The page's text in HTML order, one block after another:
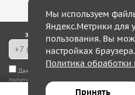
Закажите обратный звонок — в
Даю согласие на обработку моих
политикой конфиденциальности
Мы используем
Яндекс.Метрики для
пользования. Вы
настройках браузера.
Политика
Принять